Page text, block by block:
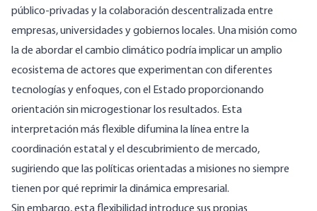
público-privadas y la colaboración descentralizada entre
empresas, universidades y gobiernos locales. Una misión como
la de abordar el cambio climático podría implicar un amplio
ecosistema de actores que experimentan con diferentes
tecnologías y enfoques, con el Estado proporcionando
orientación sin microgestionar los resultados. Esta
interpretación más flexible difumina la línea entre la
coordinación estatal y el descubrimiento de mercado,
sugiriendo que las políticas orientadas a misiones no siempre
tienen por qué reprimir la dinámica empresarial.